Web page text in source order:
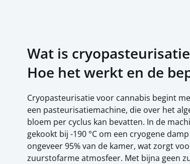
Wat is
Hoe het werkt en de
Cryopasteurisatie voor cannabis begint
een pasteurisatiemachine, die over het
bloem per cyclus kan bevatten. In de
gekookt bij -190 °C om een cryogene
ongeveer 95% van de kamer, wat zorgt
zuurstofarme atmosfeer. Met bijna geen